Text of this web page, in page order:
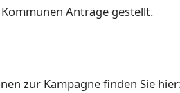
Anträge gestellt.
zur Kampagne finden Sie